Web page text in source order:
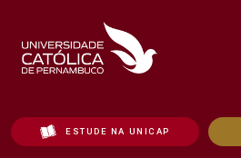
ESTUDE NA UNICAP